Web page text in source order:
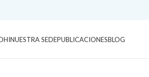
NUESTRA SEDEPUBLICACIONESBLOG